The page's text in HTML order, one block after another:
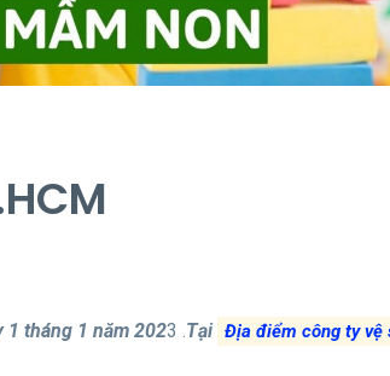
1 tháng 1 năm 2023 . Tại Địa điểm công ty vệ